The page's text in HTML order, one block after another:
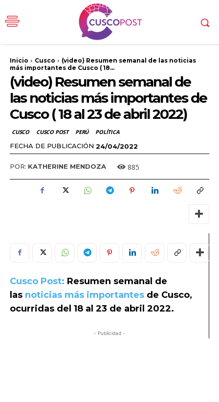
Inicio Cusco
(video) Resumen semanal de las noticias
más importantes de Cusco ( 18...
(video) Resumen semanal de
las noticias más importantes de
Cusco ( 18 al 23 de abril 2022)
CUSCO CUSCO POST PERÚ POLÍTICA
FECHA DE PUBLICACIÓN 24/04/2022
POR: KATHERINE MENDOZA 885
Cusco Post: Resumen semanal de
las noticias más importantes de Cusco,
ocurridas del 18 al 23 de abril 2022.
- Publicidad -